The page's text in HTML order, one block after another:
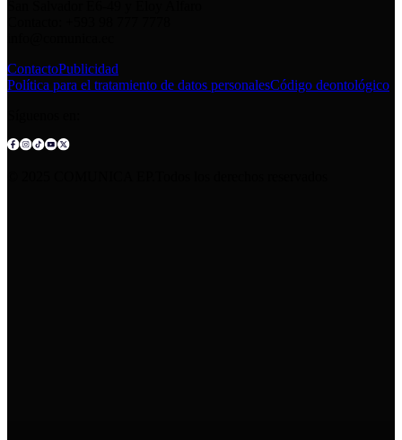
ContactoPublicidad
Política para el tratamiento de datos personalesCódigo deontológico